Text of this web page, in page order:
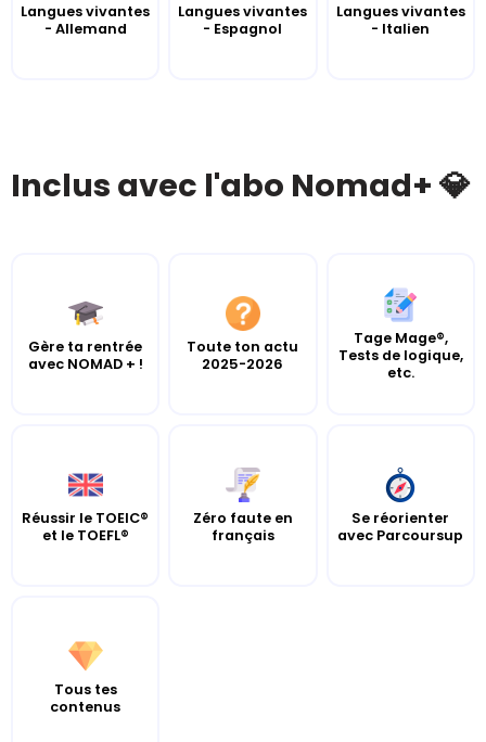
Langues vivantes
- Allemand
Langues vivantes
- Espagnol
Langues vivantes
- Italien
Inclus avec l'abo Nomad+ 💎
Gère ta rentrée
avec NOMAD + !
Toute ton actu
2025-2026
Tage Mage®,
Tests de logique,
etc.
Réussir le TOEIC®
et le TOEFL®
Zéro faute en
français
Se réorienter
avec Parcoursup
Tous tes
contenus